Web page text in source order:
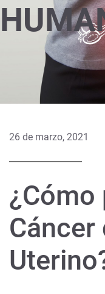
26 de marzo, 2021
¿Cómo
Cáncer